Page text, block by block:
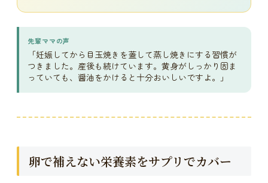
先輩ママの声
「妊娠してから目玉焼きを蓋して蒸し焼きにする習慣が
つきました。産後も続けています。黄身がしっかり固ま
っていても、醤油をかけると十分おいしいですよ。」
卵で補えない栄養素をサプリでカバー